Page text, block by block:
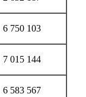
6 750 103
7 015 144
6 583 567